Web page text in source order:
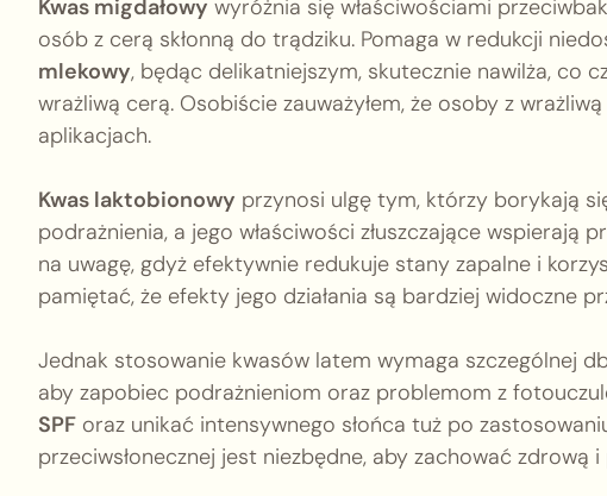
Kwas migdałowy wyróżnia się właściwościami
osób z cerą skłonną do trądziku. Pomaga w redukcji
mlekowy, będąc delikatniejszym, skutecznie nawilża, co
wrażliwą cerą. Osobiście zauważyłem, że osoby z
aplikacjach.
Kwas laktobionowy przynosi ulgę tym, którzy borykają
podrażnienia, a jego właściwości złuszczające wspierają
na uwagę, gdyż efektywnie redukuje stany zapalne i
pamiętać, że efekty jego działania są bardziej widoczne
Jednak stosowanie kwasów latem wymaga szczególnej
aby zapobiec podrażnieniom oraz problemom z
SPF oraz unikać intensywnego słońca tuż po
przeciwsłonecznej jest niezbędne, aby zachować zdrową